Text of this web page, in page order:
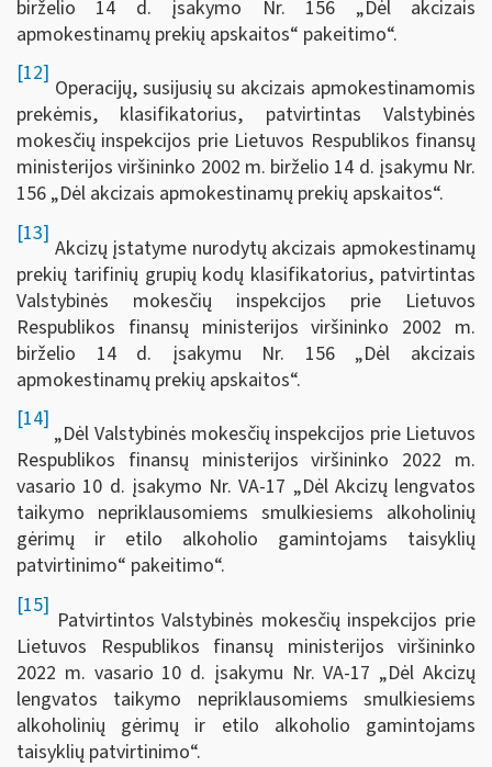
birželio 14 d. įsakymo Nr. 156 „Dėl akcizais
apmokestinamų prekių apskaitos“ pakeitimo“.
[12]
Operacijų, susijusių su akcizais apmokestinamomis
prekėmis, klasifikatorius, patvirtintas Valstybinės
mokesčių inspekcijos prie Lietuvos Respublikos finansų
ministerijos viršininko 2002 m. birželio 14 d. įsakymu Nr.
156 „Dėl akcizais apmokestinamų prekių apskaitos“.
[13]
Akcizų įstatyme nurodytų akcizais apmokestinamų
prekių tarifinių grupių kodų klasifikatorius, patvirtintas
Valstybinės mokesčių inspekcijos prie Lietuvos
Respublikos finansų ministerijos viršininko 2002 m.
birželio 14 d. įsakymu Nr. 156 „Dėl akcizais
apmokestinamų prekių apskaitos“.
[14]
„Dėl Valstybinės mokesčių inspekcijos prie Lietuvos
Respublikos finansų ministerijos viršininko 2022 m.
vasario 10 d. įsakymo Nr. VA-17 „Dėl Akcizų lengvatos
taikymo nepriklausomiems smulkiesiems alkoholinių
gėrimų ir etilo alkoholio gamintojams taisyklių
patvirtinimo“ pakeitimo“.
[15]
Patvirtintos Valstybinės mokesčių inspekcijos prie
Lietuvos Respublikos finansų ministerijos viršininko
2022 m. vasario 10 d. įsakymu Nr. VA-17 „Dėl Akcizų
lengvatos taikymo nepriklausomiems smulkiesiems
alkoholinių gėrimų ir etilo alkoholio gamintojams
taisyklių patvirtinimo“.